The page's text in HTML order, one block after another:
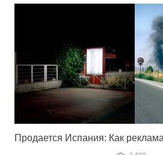
Продается Испания: Как